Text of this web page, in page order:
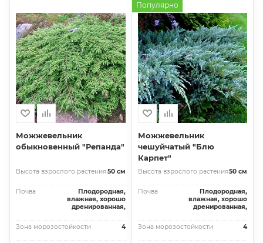
Можжевельник
обыкновенный "Репанда"
Высота взрослого растения50 см
Почва
Плодородная,
влажная, хорошо
дренированная,
Зона морозостойкости 4
Популярно
Можжевельник
чешуйчатый "Блю
Карпет"
Высота взрослого растения50 см
Почва
Плодородная,
влажная, хорошо
дренированная,
Зона морозостойкости 4